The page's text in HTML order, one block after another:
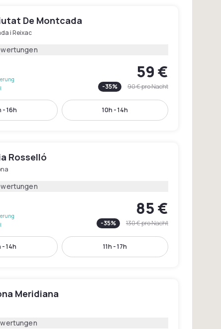
De Montcada
i Reixac
59 €
-35% 90 €pro Nacht
- 16h 10h - 14h
Rosselló
85 €
-35% 130 €pro Nacht
- 14h 11h - 17h
Meridiana